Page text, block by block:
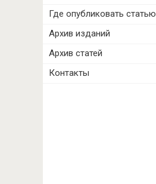
Где опубликовать статью
Архив изданий
Архив статей
Контакты